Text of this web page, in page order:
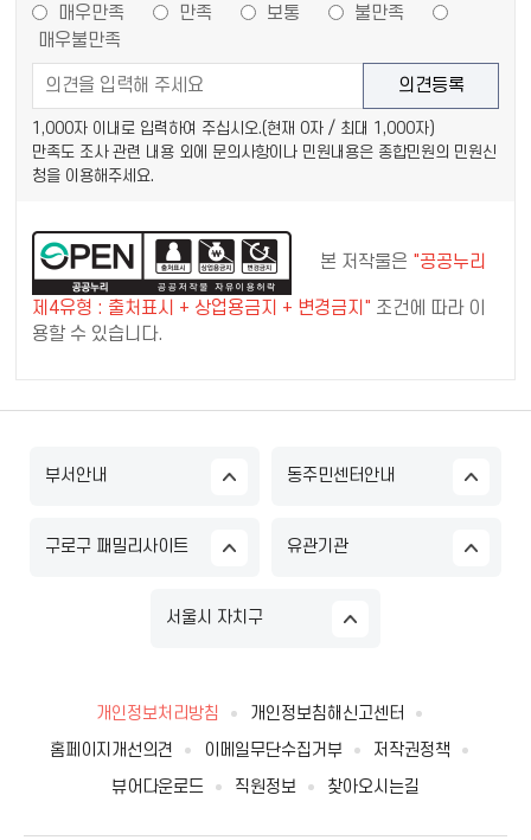
매우만족 만족 보통
불만족
매우불만족
1,000자 이내로 입력하여 주십시오.(현재 0자 / 최대 1,000자)
만족도 조사 관련 내용 외에 문의사항이나 민원내용은 종합민원의 민원신
청을 이용해주세요.
본 저작물은 "공공누리
제4유형 : 출처표시 + 상업용금지 + 변경금지" 조건에 따라 이
용할 수 있습니다.
부서안내 동주민센터안내
구로구 패밀리사이트 유관기관
서울시 자치구
개인정보처리방침
개인정보침해신고센터
홈페이지개선의견
이메일무단수집거부
저작권정책
뷰어다운로드
직원정보 찾아오시는길